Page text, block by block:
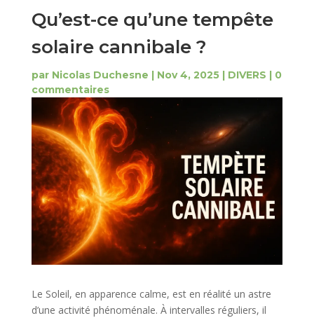
Qu’est-ce qu’une tempête
solaire cannibale ?
par Nicolas Duchesne | Nov 4, 2025| DIVERS | 0
commentaires
Le Soleil, en apparence calme, est en réalité un astre
d’une activité phénoménale. À intervalles réguliers, il